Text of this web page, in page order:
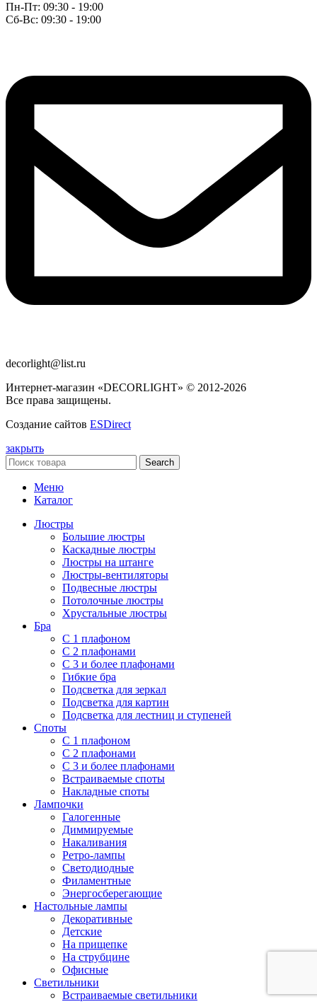
Пн-Пт: 09:30 - 19:00
Сб-Вс: 09:30 - 19:00
decorlight@list.ru
Интернет-магазин «DECORLIGHT» © 2012-2026
Все права защищены.
Создание сайтов ESDirect
закрыть
Search
Меню
Каталог
Люстры
Большие люстры
Каскадные люстры
Люстры на штанге
Люстры-вентиляторы
Подвесные люстры
Потолочные люстры
Хрустальные люстры
Бра
С 1 плафоном
С 2 плафонами
С 3 и более плафонами
Гибкие бра
Подсветка для зеркал
Подсветка для картин
Подсветка для лестниц и ступеней
Споты
С 1 плафоном
С 2 плафонами
С 3 и более плафонами
Встраиваемые споты
Накладные споты
Лампочки
Галогенные
Диммируемые
Накаливания
Ретро-лампы
Светодиодные
Филаментные
Энергосберегающие
Настольные лампы
Декоративные
Детские
На прищепке
На струбцине
Офисные
Светильники
Встраиваемые светильники